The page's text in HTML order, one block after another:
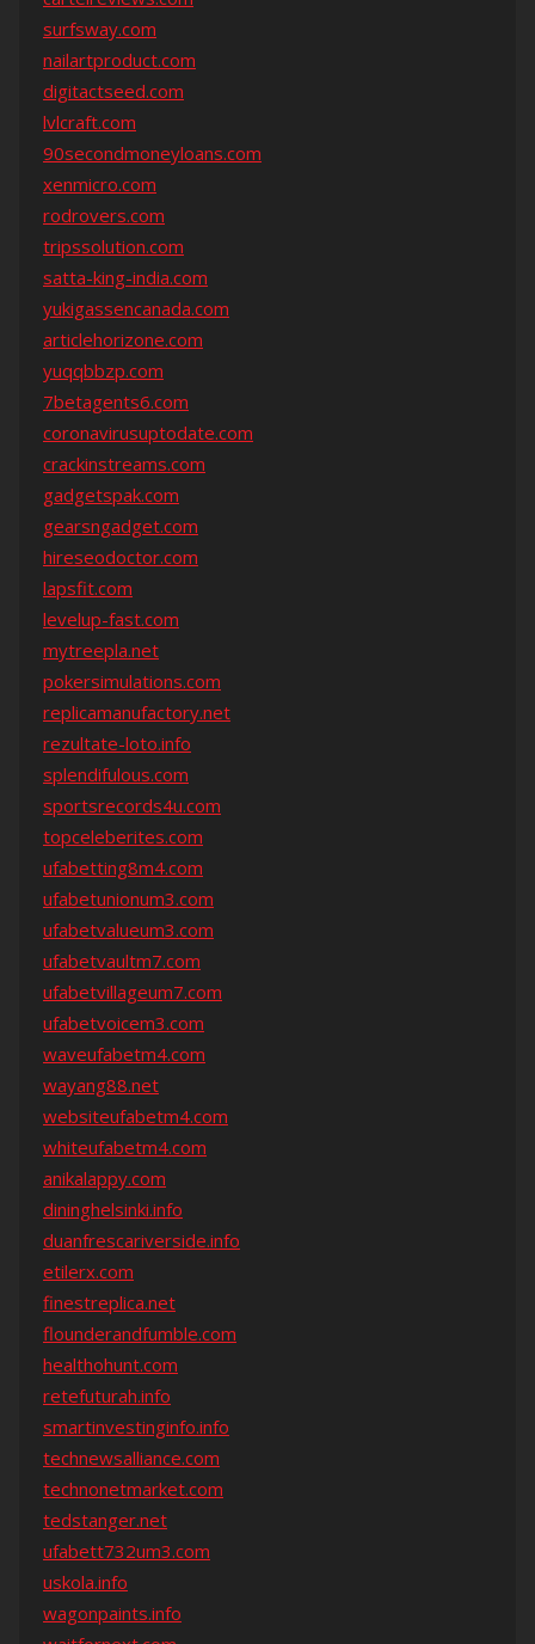
surfsway.com
nailartproduct.com
digitactseed.com
lvlcraft.com
90secondmoneyloans.com
xenmicro.com
rodrovers.com
tripssolution.com
satta-king-india.com
yukigassencanada.com
articlehorizone.com
yuqqbbzp.com
7betagents6.com
coronavirusuptodate.com
crackinstreams.com
gadgetspak.com
gearsngadget.com
hireseodoctor.com
lapsfit.com
levelup-fast.com
mytreepla.net
pokersimulations.com
replicamanufactory.net
rezultate-loto.info
splendifulous.com
sportsrecords4u.com
topceleberites.com
ufabetting8m4.com
ufabetunionum3.com
ufabetvalueum3.com
ufabetvaultm7.com
ufabetvillageum7.com
ufabetvoicem3.com
waveufabetm4.com
wayang88.net
websiteufabetm4.com
whiteufabetm4.com
anikalappy.com
dininghelsinki.info
duanfrescariverside.info
etilerx.com
finestreplica.net
flounderandfumble.com
healthohunt.com
retefuturah.info
smartinvestinginfo.info
technewsalliance.com
technonetmarket.com
tedstanger.net
ufabett732um3.com
uskola.info
wagonpaints.info